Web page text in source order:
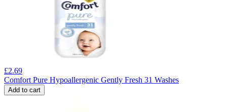
£2.69
Comfort Pure Hypoallergenic Gently Fresh 31 Washes
Add to cart